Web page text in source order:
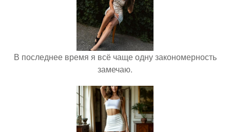
В последнее время я всё чаще одну закономерность
замечаю.